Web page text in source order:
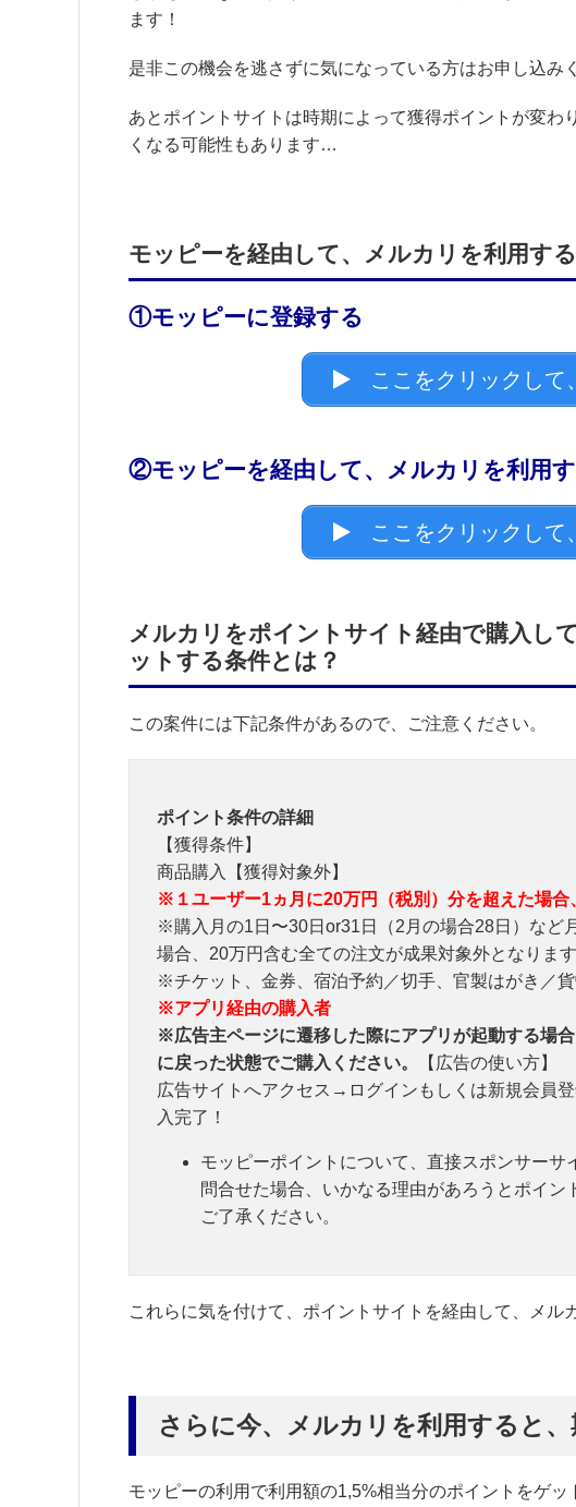
ます！
是非この機会を逃さずに気になっている方はお申し込み
あとポイントサイトは時期によって獲得ポイントが変
くなる可能性もあります…
モッピーを経由して、メルカリを利用する
①モッピーに登録する
ここをクリックして
②モッピーを経由して、メルカリを利用
ここをクリックして
メルカリをポイントサイト経由で購入し
ットする条件とは？
この案件には下記条件があるので、ご注意ください。
ポイント条件の詳細
【獲得条件】
商品購入【獲得対象外】
※１ユーザー1ヵ月に20万円（税別）分を超えた場合
※購入月の1日〜30日or31日（2月の場合28日）など
場合、20万円含む全ての注文が成果対象外となります
※チケット、金券、宿泊予約／切手、官製はがき／
※アプリ経由の購入者
※広告主ページに遷移した際にアプリが起動する場
に戻った状態でご購入ください。
【広告の使い方】
広告サイトへアクセス→ログインもしくは新規会
入完了！
モッピーポイントについて、直接スポンサーサ
問合せた場合、いかなる理由があろうとポイン
ご了承ください。
これらに気を付けて、ポイントサイトを経由して、メル
さらに今、メルカリを利用すると
モッピーの利用で利用額の1,5%相当分のポイントをゲ